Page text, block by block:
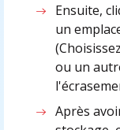
Ensuite,
un
ou un
Après